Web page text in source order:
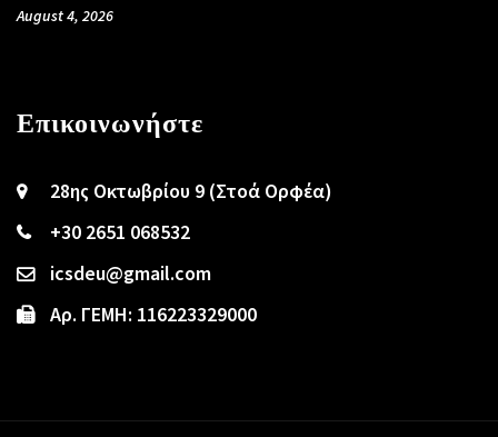
August 4, 2026
Επικοινωνήστε
28ης Οκτωβρίου 9 (Στοά Ορφέα)
+30 2651 068532
icsdeu@gmail.com
Αρ. ΓΕΜΗ: 116223329000